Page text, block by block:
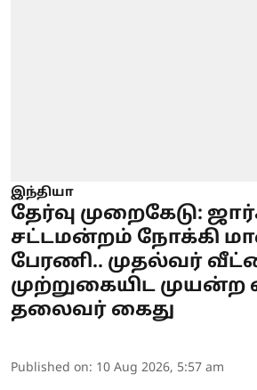
இந்தியா
தேர்வு முறைகேடு:
சட்டமன்றம் நோக்கி
பேரணி.. முதல்வர்
முற்றுகையிட முயன்ற
தலைவர் கைது
Published on: 10 Aug 2026, 5:57 am